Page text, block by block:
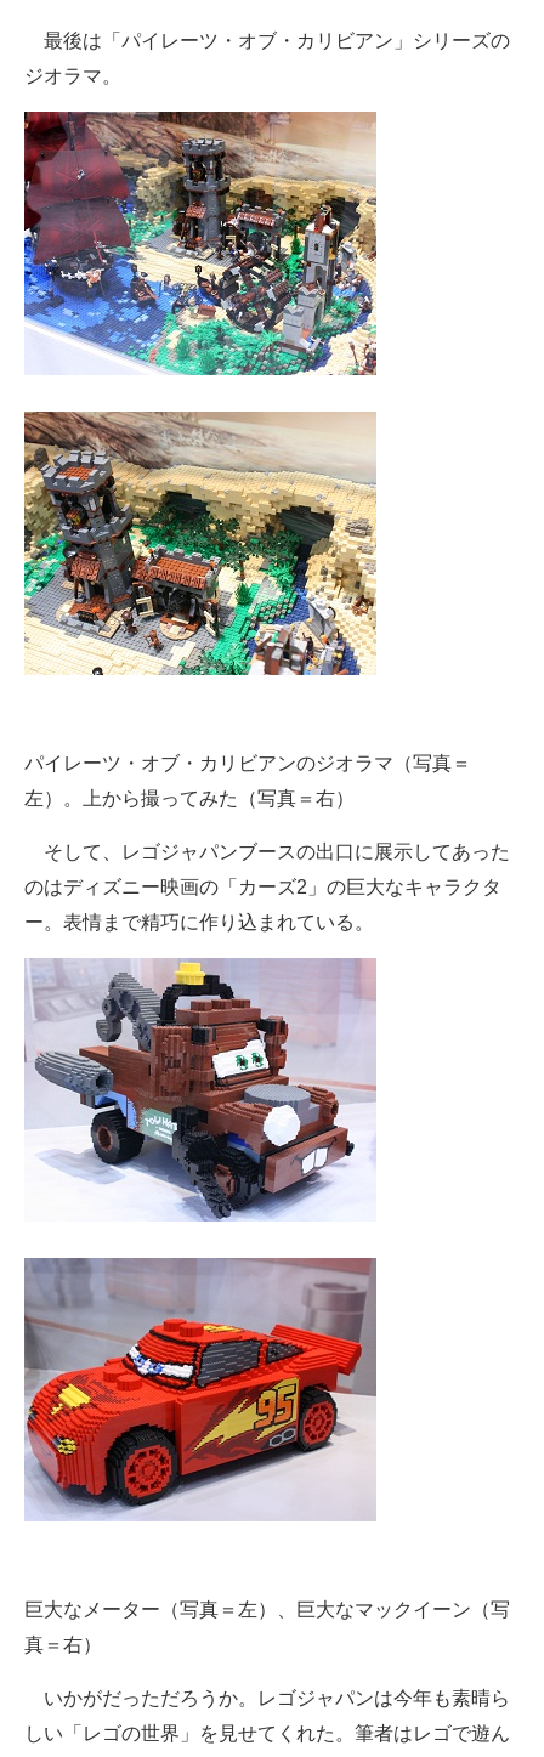
最後は「パイレーツ・オブ・カリビアン」シリーズの
ジオラマ。
パイレーツ・オブ・カリビアンのジオラマ（写真＝
左）。上から撮ってみた（写真＝右）
そして、レゴジャパンブースの出口に展示してあった
のはディズニー映画の「カーズ2」の巨大なキャラクタ
ー。表情まで精巧に作り込まれている。
巨大なメーター（写真＝左）、巨大なマックイーン（写
真＝右）
いかがだっただろうか。レゴジャパンは今年も素晴ら
しい「レゴの世界」を見せてくれた。筆者はレゴで遊ん